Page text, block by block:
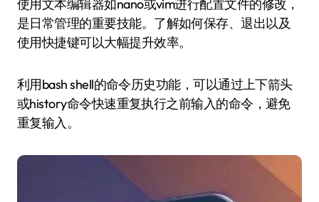
使用文本编辑器如nano或vim进行配置文件的修改，
是日常管理的重要技能。了解如何保存、退出以及
使用快捷键可以大幅提升效率。
利用bash shell的命令历史功能，可以通过上下箭头
或history命令快速重复执行之前输入的命令，避免
重复输入。